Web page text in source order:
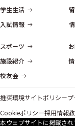
学生生活
入試情報
スポーツ
施設紹介
校友会
推奨環境サイトポリシー
Cookieポリシー採用情報
本ウェブサイトに掲載され